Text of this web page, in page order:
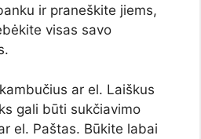
ir praneškite jiems,
visas savo
ar el. Laiškus
gali būti sukčiavimo
el. Paštas. Būkite labai